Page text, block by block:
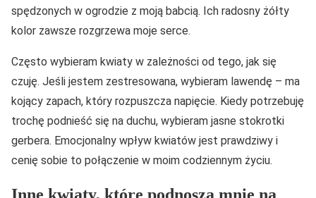
spędzonych w ogrodzie z moją babcią. Ich radosny żółty
kolor zawsze rozgrzewa moje serce.
Często wybieram kwiaty w zależności od tego, jak się
czuję. Jeśli jestem zestresowana, wybieram lawendę – ma
kojący zapach, który rozpuszcza napięcie. Kiedy potrzebuję
trochę podnieść się na duchu, wybieram jasne stokrotki
gerbera. Emocjonalny wpływ kwiatów jest prawdziwy i
cenię sobie to połączenie w moim codziennym życiu.